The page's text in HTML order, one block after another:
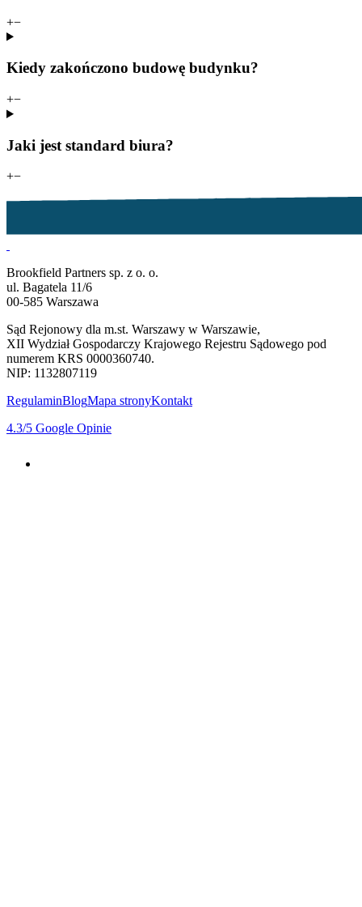
+−
Kiedy zakończono budowę budynku?
+−
Jaki jest standard biura?
+−
Brookfield Partners sp. z o. o.
ul. Bagatela 11/6
00-585 Warszawa
Sąd Rejonowy dla m.st. Warszawy w Warszawie,
XII Wydział Gospodarczy Krajowego Rejestru Sądowego pod
numerem KRS 0000360740.
NIP: 1132807119
RegulaminBlogMapa stronyKontakt
4.3/5 Google Opinie